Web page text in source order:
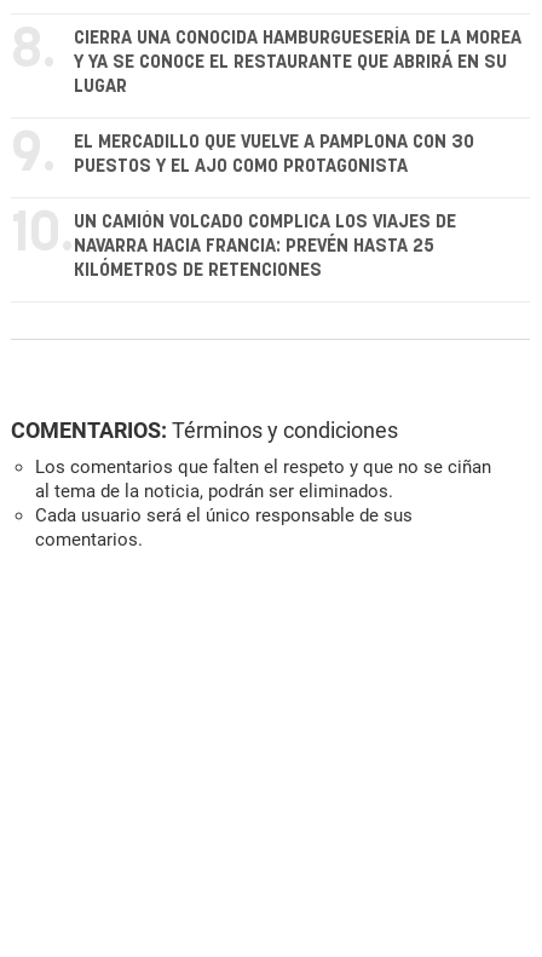
8.
CIERRA UNA CONOCIDA HAMBURGUESERÍA DE LA MOREA
Y YA SE CONOCE EL RESTAURANTE QUE ABRIRÁ EN SU
LUGAR
9.
EL MERCADILLO QUE VUELVE A PAMPLONA CON 30
PUESTOS Y EL AJO COMO PROTAGONISTA
10. UN CAMIÓN VOLCADO COMPLICA LOS VIAJES DE
NAVARRA HACIA FRANCIA: PREVÉN HASTA 25
KILÓMETROS DE RETENCIONES
COMENTARIOS: Términos y condiciones
Los comentarios que falten el respeto y que no se ciñan
al tema de la noticia, podrán ser eliminados.
Cada usuario será el único responsable de sus
comentarios.